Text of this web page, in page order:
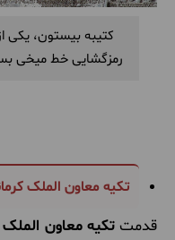
کتیبه بیستون، یکی
رمزگشایی خط میخی
تکیه معاون الملک
قدمتتکیه معاون الملک